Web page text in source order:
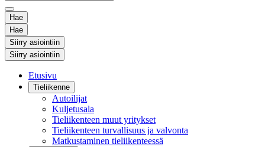
Hae
Hae
Siirry asiointiin
Siirry asiointiin
Etusivu
Tieliikenne
Autoilijat
Kuljetusala
Tieliikenteen muut yritykset
Tieliikenteen turvallisuus ja valvonta
Matkustaminen tieliikenteessä